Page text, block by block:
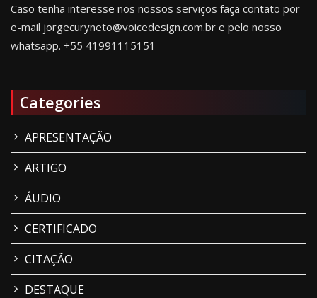
Caso tenha interesse nos nossos serviços faça contato por
e-mail jorgecuryneto@voicedesign.com.br e pelo nosso
whatsapp. +55 41991115151
Categories
APRESENTAÇÃO
ARTIGO
ÁUDIO
CERTIFICADO
CITAÇÃO
DESTAQUE